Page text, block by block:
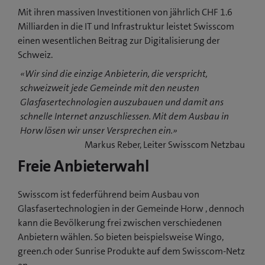
Mit ihren massiven Investitionen von jährlich CHF 1.6
Milliarden in die IT und Infrastruktur leistet Swisscom
einen wesentlichen Beitrag zur Digitalisierung der
Schweiz.
«Wir sind die einzige Anbieterin, die verspricht,
schweizweit jede Gemeinde mit den neusten
Glasfasertechnologien auszubauen und damit ans
schnelle Internet anzuschliessen. Mit dem Ausbau in
Horw lösen wir unser Versprechen ein.»
Markus Reber, Leiter Swisscom Netzbau
Freie Anbieterwahl
Swisscom ist federführend beim Ausbau von
Glasfasertechnologien in der Gemeinde Horw , dennoch
kann die Bevölkerung frei zwischen verschiedenen
Anbietern wählen. So bieten beispielsweise Wingo,
green.ch oder Sunrise Produkte auf dem Swisscom-Netz